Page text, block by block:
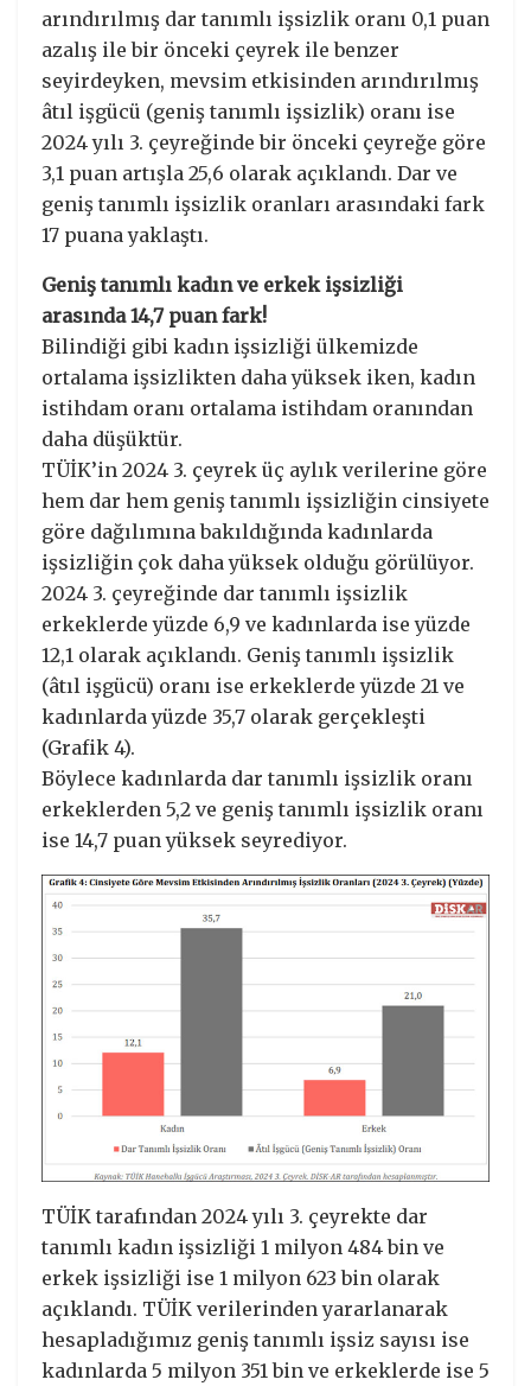
arındırılmış dar tanımlı işsizlik oranı 0,1 puan
azalış ile bir önceki çeyrek ile benzer
seyirdeyken, mevsim etkisinden arındırılmış
âtıl işgücü (geniş tanımlı işsizlik) oranı ise
2024 yılı 3. çeyreğinde bir önceki çeyreğe göre
3,1 puan artışla 25,6 olarak açıklandı. Dar ve
geniş tanımlı işsizlik oranları arasındaki fark
17 puana yaklaştı.
Geniş tanımlı kadın ve erkek işsizliği
arasında 14,7 puan fark!
Bilindiği gibi kadın işsizliği ülkemizde
ortalama işsizlikten daha yüksek iken, kadın
istihdam oranı ortalama istihdam oranından
daha düşüktür.
TÜİK’in 2024 3. çeyrek üç aylık verilerine göre
hem dar hem geniş tanımlı işsizliğin cinsiyete
göre dağılımına bakıldığında kadınlarda
işsizliğin çok daha yüksek olduğu görülüyor.
2024 3. çeyreğinde dar tanımlı işsizlik
erkeklerde yüzde 6,9 ve kadınlarda ise yüzde
12,1 olarak açıklandı. Geniş tanımlı işsizlik
(âtıl işgücü) oranı ise erkeklerde yüzde 21 ve
kadınlarda yüzde 35,7 olarak gerçekleşti
(Grafik 4).
Böylece kadınlarda dar tanımlı işsizlik oranı
erkeklerden 5,2 ve geniş tanımlı işsizlik oranı
ise 14,7 puan yüksek seyrediyor.
TÜİK tarafından 2024 yılı 3. çeyrekte dar
tanımlı kadın işsizliği 1 milyon 484 bin ve
erkek işsizliği ise 1 milyon 623 bin olarak
açıklandı. TÜİK verilerinden yararlanarak
hesapladığımız geniş tanımlı işsiz sayısı ise
kadınlarda 5 milyon 351 bin ve erkeklerde ise 5